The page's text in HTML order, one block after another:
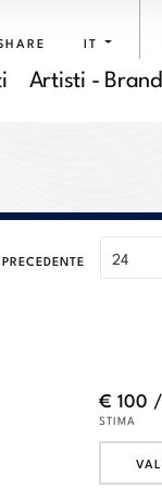
IT
Artisti - Brand
€ 100
STIMA